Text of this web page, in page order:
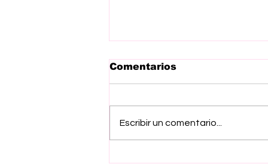
Comentarios
Escribir un comentario...